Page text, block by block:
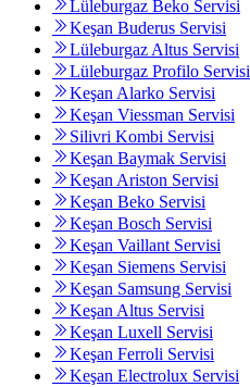
Lüleburgaz Beko Servisi
Keşan Buderus Servisi
Lüleburgaz Altus Servisi
Lüleburgaz Profilo Servisi
Keşan Alarko Servisi
Keşan Viessman Servisi
Silivri Kombi Servisi
Keşan Baymak Servisi
Keşan Ariston Servisi
Keşan Beko Servisi
Keşan Bosch Servisi
Keşan Vaillant Servisi
Keşan Siemens Servisi
Keşan Samsung Servisi
Keşan Altus Servisi
Keşan Luxell Servisi
Keşan Ferroli Servisi
Keşan Electrolux Servisi